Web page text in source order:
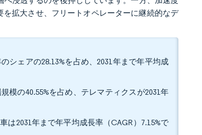
拡大させ、フリートオペレーターに継続的なデ
シェアの28.13%を占め、2031年まで年平均成
模の40.55%を占め、テレマティクスが2031年
は2031年まで年平均成長率（CAGR）7.15%で